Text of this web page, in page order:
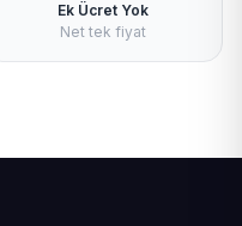
Ek Ücret Yok
Net tek fiyat